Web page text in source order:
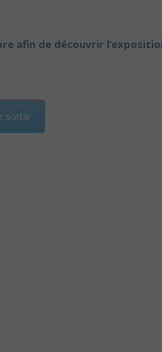
afin de découvrir
sortie